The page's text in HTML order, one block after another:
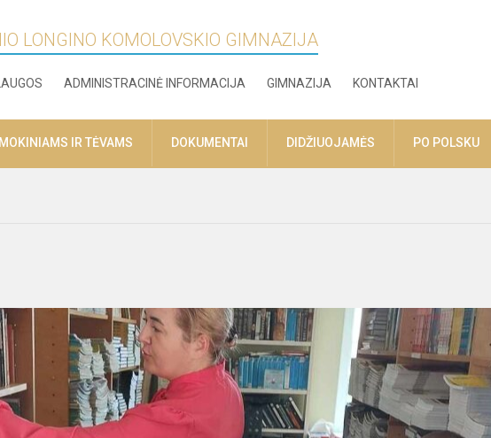
LONGINO KOMOLOVSKIO GIMNAZIJA
ADMINISTRACINĖ INFORMACIJA GIMNAZIJA KONTAKTAI
IR TĖVAMS DOKUMENTAI DIDŽIUOJAMĖS PO POLSKU